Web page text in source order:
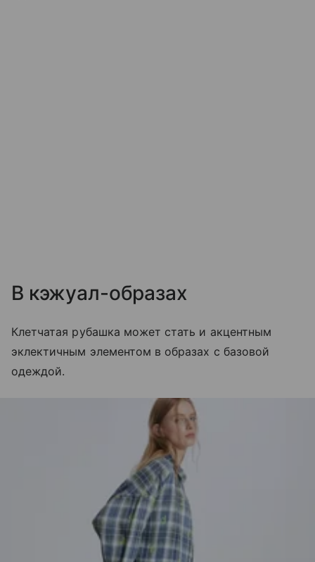
В кэжуал-образах
Клетчатая рубашка может стать и акцентным
эклектичным элементом в образах с базовой
одеждой.